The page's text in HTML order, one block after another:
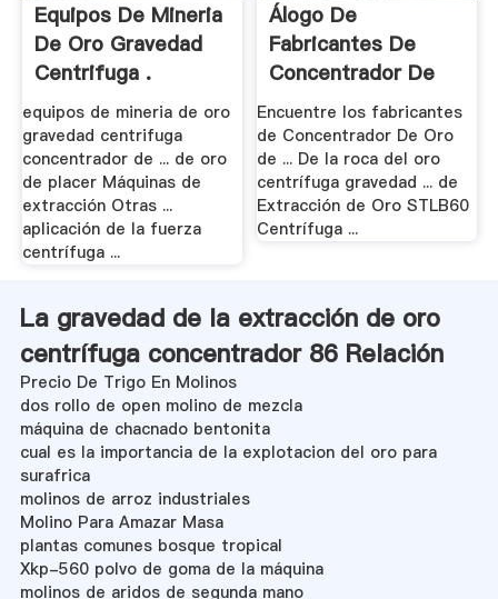
Equipos De Mineria
De Oro Gravedad
Centrifuga .
equipos de mineria de oro
gravedad centrifuga
concentrador de ... de oro
de placer Máquinas de
extracción Otras ...
aplicación de la fuerza
centrífuga ...
Álogo De
Fabricantes De
Concentrador De
Oro .
Encuentre los fabricantes
de Concentrador De Oro
de ... De la roca del oro
centrífuga gravedad ... de
Extracción de Oro STLB60
Centrífuga ...
La gravedad de la extracción de oro
centrífuga concentrador 86 Relación
Precio De Trigo En Molinos
dos rollo de open molino de mezcla
máquina de chacnado bentonita
cual es la importancia de la explotacion del oro para
surafrica
molinos de arroz industriales
Molino Para Amazar Masa
plantas comunes bosque tropical
Xkp-560 polvo de goma de la máquina
molinos de aridos de segunda mano